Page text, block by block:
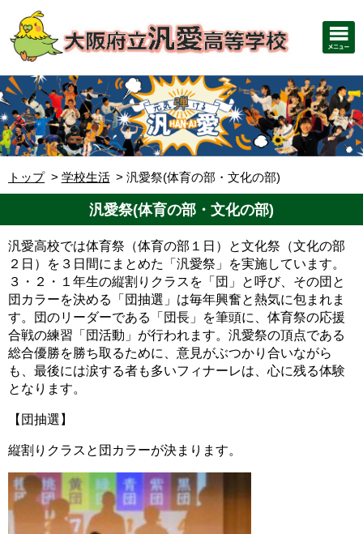
トップ 学校生活 汎愛祭(体育の部・文化の部)
汎愛祭(体育の部・文化の部)
汎愛高校では体育祭（体育の部１日）と文化祭（文化の部
２日）を３日間にまとめた「汎愛祭」を実施しています。
３・２・１年生の縦割りクラスを「団」と呼び、その団と
団カラーを決める「団抽選」は毎年興奮と熱気に包まれま
す。団のリーダーである「団長」を筆頭に、体育祭の応援
合戦の練習「団活動」が行われます。汎愛祭の頂点である
総合優勝を勝ち取るために、意見がぶつかり合いながら
も、最後には涙する者も多いフィナーレは、心に残る体験
となります。
【団抽選】
縦割りクラスと団カラーが決まります。